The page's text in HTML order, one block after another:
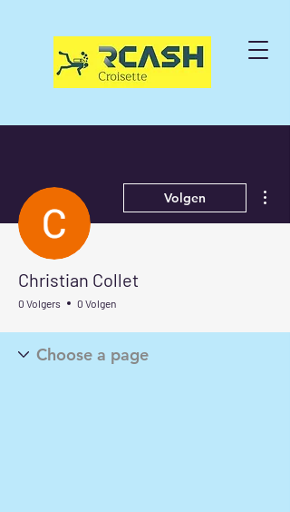
Volgen
Christian Collet
0 Volgers 0 Volgen